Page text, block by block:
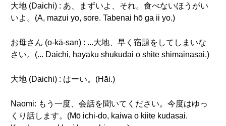
大地 (Daichi) : あ、まずいよ、それ。食べないほうがい
いよ。(A, mazui yo, sore. Tabenai hō ga ii yo.)
お母さん (o-kā-san) : ...大地、早く宿題をしてしまいな
さい。(... Daichi, hayaku shukudai o shite shimainasai.)
大地 (Daichi) : はーい。(Hāi.)
Naomi: もう一度、会話を聞いてください。今度はゆっ
くり話します。(Mō ichi-do, kaiwa o kiite kudasai.